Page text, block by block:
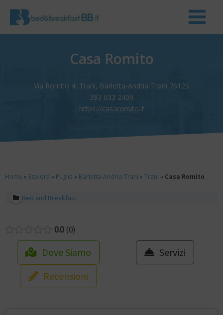
Casa Romito
Via Romito 4, Trani, Barletta-Andria-Trani 76125
393 033 2409
https://casaromito.it
Home » Esplora » Puglia » Barletta-Andria-Trani » Trani » Casa Romito
Bed and Breakfast
0.0 0
Dove Siamo
Servizi
Recensioni